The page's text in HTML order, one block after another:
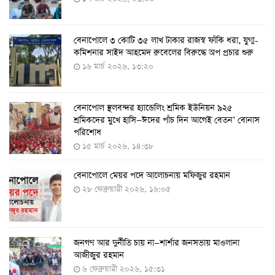
১১ আগস্ট থেকে পরীক্ষামূলকভাবে শুরু শিশুদের করোনা টিকা
দেওয়া
৭ আগস্ট ২০২২, ১৩:৫৩
করোনায় ৫ জনের মৃত্যু, শনাক্ত ৬২৬
২৭ জুলাই ২০২২, ১৭:৩৮
দেশে করোনায় শনাক্তের সংখ্যা ২০ লাখ ছাড়াল
২১ জুলাই ২০২২, ১৭:৫৪
করোনায় একদিনে মৃত্যু ও শনাক্ত বেড়েছে
১৮ জুলাই ২০২২, ১৯:০৪
বেনাপোলে ৩ কোটি ৩৫ লাখ টাকার রাজস্ব ফাঁকি ধরা, যুগ্ম-
কমিশনার সাইদ আহমেদ রুবেলের বিরুদ্ধে অপ প্রচার শুরু
১৬ মার্চ ২০২৬, ১৩:২০
বেনাপোল স্থলবন্দর হ্যান্ডেলিং শ্রমিক ইউনিয়ন ৯২৫
শ্রমিকদের মুখে হাসি—ঈদের পাঁচ দিন আগেই বেতন’ বোনাস
পরিশোধ
১৫ মার্চ ২০২৬, ১৪:৩৮
বেনাপোলে মেয়র পদে আলোচনায় মফিজুর রহমান
২৮ ফেব্রুয়ারী ২০২৬, ১৬:০৫
জনগণ আর দুর্নীতি চায় না—শার্শার জনসভায় মাওলানা
আজীজুর রহমান
৬ ফেব্রুয়ারী ২০২৬, ১৫:৩১